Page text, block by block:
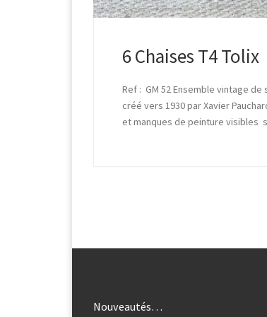
6 Chaises T4 Tolix
Ref : GM 52 Ensemble vintage de
créé vers 1930 par Xavier
et manques de peinture visibles
Nouveautés…